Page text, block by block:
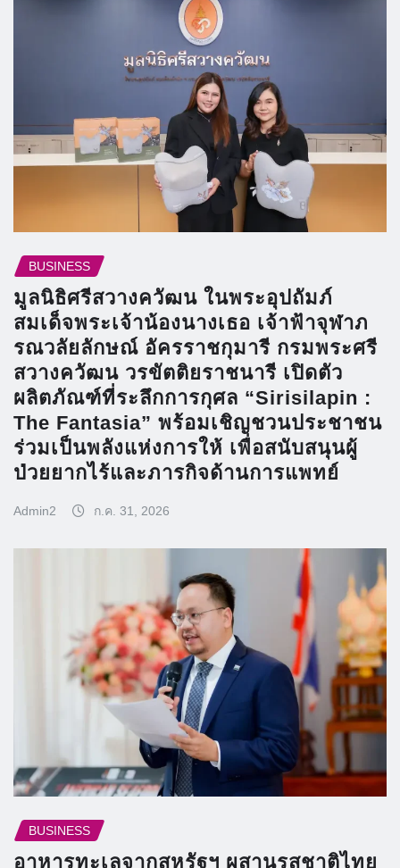
BUSINESS
มูลนิธิศรีสวางควัฒน ในพระอุปถัมภ์
สมเด็จพระเจ้าน้องนางเธอ เจ้าฟ้าจุฬาภ
รณวลัยลักษณ์ อัครราชกุมารี กรมพระศรี
สวางควัฒน วรขัตติยราชนารี เปิดตัว
ผลิตภัณฑ์ที่ระลึกการกุศล “Sirisilapin :
The Fantasia” พร้อมเชิญชวนประชาชน
ร่วมเป็นพลังแห่งการให้ เพื่อสนับสนุนผู้
ป่วยยากไร้และภารกิจด้านการแพทย์
Admin2 ก.ค. 31, 2026
BUSINESS
อาหารทะเลจากสหรัฐฯ ผสานรสชาติไทย